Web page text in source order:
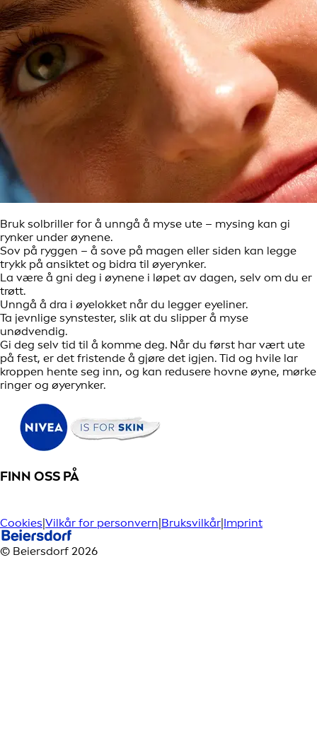
Bruk solbriller for å unngå å myse ute – mysing kan gi
rynker under øynene.
Sov på ryggen – å sove på magen eller siden kan legge
trykk på ansiktet og bidra til øyerynker.
La være å gni deg i øynene i løpet av dagen, selv om du er
trøtt.
Unngå å dra i øyelokket når du legger eyeliner.
Ta jevnlige synstester, slik at du slipper å myse
unødvendig.
Gi deg selv tid til å komme deg. Når du først har vært ute
på fest, er det fristende å gjøre det igjen. Tid og hvile lar
kroppen hente seg inn, og kan redusere hovne øyne, mørke
ringer og øyerynker.
FINN OSS PÅ
Cookies|Vilkår for personvern|Bruksvilkår|Imprint
© Beiersdorf 2026